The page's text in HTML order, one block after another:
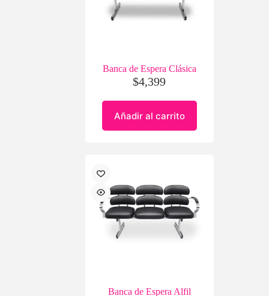
Banca de Espera Clásica
$4,399
Añadir al carrito
Banca de Espera Alfil